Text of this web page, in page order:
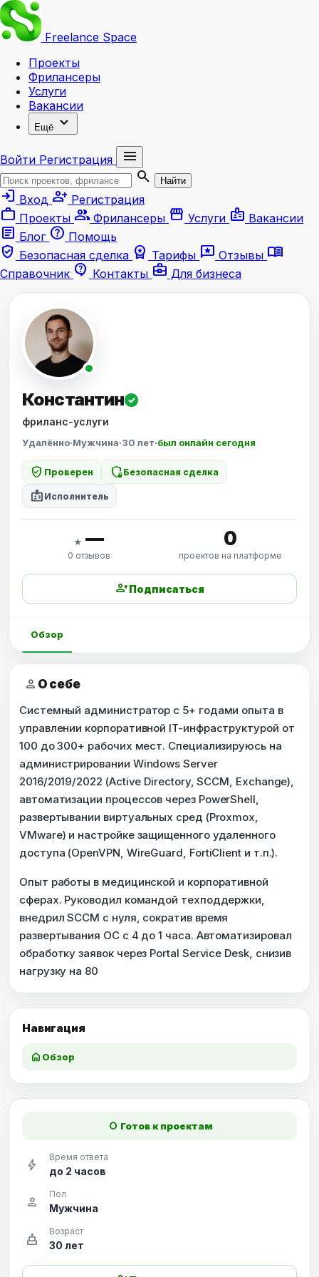
Freelance Space
Проекты
Фрилансеры
Услуги
Вакансии
Ещё expand_more
Войти Регистрация
menu
search
Найти
login Вход person_add Регистрация
work Проекты group Фрилансеры storefront Услуги badge Вакансии
article Блог help Помощь
verified_user Безопасная сделка workspace_premium Тарифы reviews Отзывы menu_book
Справочник contact_support Контакты business_center Для бизнеса
Навигация
home Обзор
Константин ✓
фриланс-услуги
Удалённо·Мужчина·30 лет·был онлайн сегодня
verified_user Проверен shield_locked Безопасная сделка
badge Исполнитель
★ —
0 отзывов
0
проектов на платформе
person_addПодписаться
Обзор
person О себе
Системный администратор с 5+ годами опыта в
управлении корпоративной IT-инфраструктурой от
100 до 300+ рабочих мест. Специализируюсь на
администрировании Windows Server
2016/2019/2022 (Active Directory, SCCM, Exchange),
автоматизации процессов через PowerShell,
развертывании виртуальных сред (Proxmox,
VMware) и настройке защищенного удаленного
доступа (OpenVPN, WireGuard, FortiClient и т.п.).
Опыт работы в медицинской и корпоративной
сферах. Руководил командой техподдержки,
внедрил SCCM с нуля, сократив время
развертывания ОС с 4 до 1 часа. Автоматизировал
обработку заявок через Portal Service Desk, снизив
нагрузку на 80
fiber_manual_record Готов к проектам
bolt Время ответа
до 2 часов
person Пол
Мужчина
cake Возраст
30 лет